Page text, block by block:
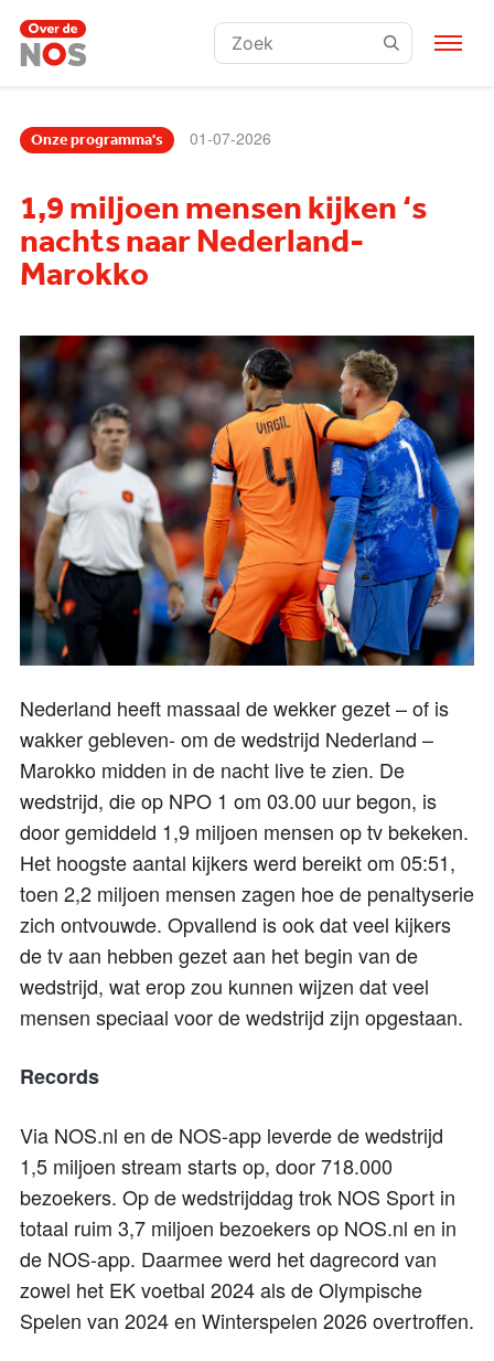
Zoeken:
Onze programma's 01-07-2026
1,9 miljoen mensen kijken ‘s
nachts naar Nederland-
Marokko
Nederland heeft massaal de wekker gezet – of is
wakker gebleven- om de wedstrijd Nederland –
Marokko midden in de nacht live te zien. De
wedstrijd, die op NPO 1 om 03.00 uur begon, is
door gemiddeld 1,9 miljoen mensen op tv bekeken.
Het hoogste aantal kijkers werd bereikt om 05:51,
toen 2,2 miljoen mensen zagen hoe de penaltyserie
zich ontvouwde. Opvallend is ook dat veel kijkers
de tv aan hebben gezet aan het begin van de
wedstrijd, wat erop zou kunnen wijzen dat veel
mensen speciaal voor de wedstrijd zijn opgestaan.
Records
Via NOS.nl en de NOS-app leverde de wedstrijd
1,5 miljoen stream starts op, door 718.000
bezoekers. Op de wedstrijddag trok NOS Sport in
totaal ruim 3,7 miljoen bezoekers op NOS.nl en in
de NOS-app. Daarmee werd het dagrecord van
zowel het EK voetbal 2024 als de Olympische
Spelen van 2024 en Winterspelen 2026 overtroffen.